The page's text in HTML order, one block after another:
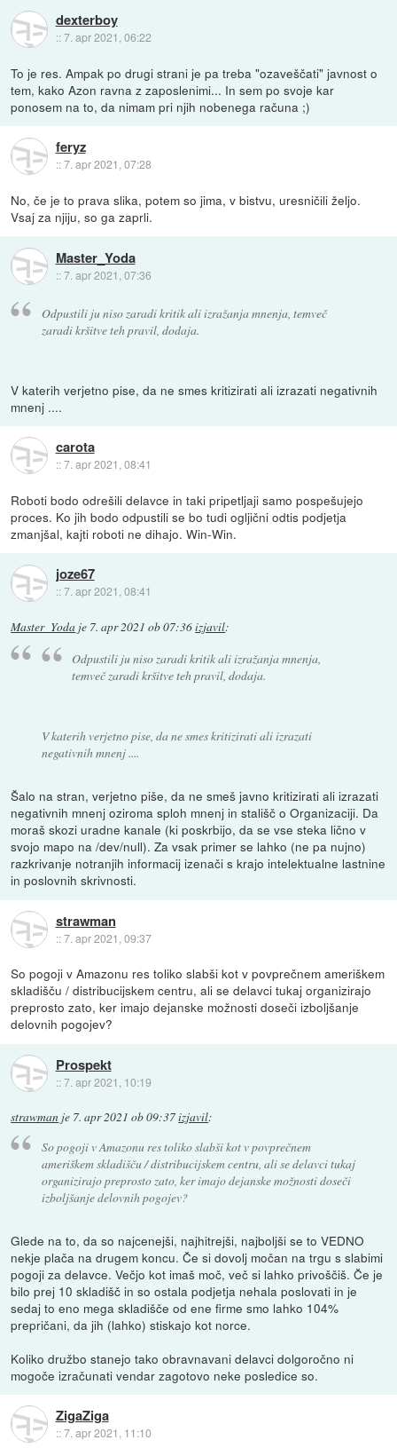
dexterboy
::7. apr 2021, 06:22
To je res. Ampak po drugi strani je pa treba "ozaveščati" javnost o
tem, kako Azon ravna z zaposlenimi... In sem po svoje kar
ponosem na to, da nimam pri njih nobenega računa ;)
feryz
::7. apr 2021, 07:28
No, če je to prava slika, potem so jima, v bistvu, uresničili željo.
Vsaj za njiju, so ga zaprli.
Master_Yoda
::7. apr 2021, 07:36
Odpustili ju niso zaradi kritik ali izražanja mnenja, temveč
zaradi kršitve teh pravil, dodaja.
V katerih verjetno pise, da ne smes kritizirati ali izrazati negativnih
mnenj ....
carota
::7. apr 2021, 08:41
Roboti bodo odrešili delavce in taki pripetljaji samo pospešujejo
proces. Ko jih bodo odpustili se bo tudi ogljični odtis podjetja
zmanjšal, kajti roboti ne dihajo. Win-Win.
joze67
::7. apr 2021, 08:41
Master_Yoda je 7. apr 2021 ob 07:36izjavil:
Odpustili ju niso zaradi kritik ali izražanja mnenja,
temveč zaradi kršitve teh pravil, dodaja.
V katerih verjetno pise, da ne smes kritizirati ali izrazati
negativnih mnenj ....
Šalo na stran, verjetno piše, da ne smeš javno kritizirati ali izrazati
negativnih mnenj oziroma sploh mnenj in stališč o Organizaciji. Da
moraš skozi uradne kanale (ki poskrbijo, da se vse steka lično v
svojo mapo na /dev/null). Za vsak primer se lahko (ne pa nujno)
razkrivanje notranjih informacij izenači s krajo intelektualne lastnine
in poslovnih skrivnosti.
strawman
::7. apr 2021, 09:37
So pogoji v Amazonu res toliko slabši kot v povprečnem ameriškem
skladišču / distribucijskem centru, ali se delavci tukaj organizirajo
preprosto zato, ker imajo dejanske možnosti doseči izboljšanje
delovnih pogojev?
Prospekt
::7. apr 2021, 10:19
strawman je 7. apr 2021 ob 09:37izjavil:
So pogoji v Amazonu res toliko slabši kot v povprečnem
ameriškem skladišču / distribucijskem centru, ali se delavci tukaj
organizirajo preprosto zato, ker imajo dejanske možnosti doseči
izboljšanje delovnih pogojev?
Glede na to, da so najcenejši, najhitrejši, najboljši se to VEDNO
nekje plača na drugem koncu. Če si dovolj močan na trgu s slabimi
pogoji za delavce. Večjo kot imaš moč, več si lahko privoščiš. Če je
bilo prej 10 skladišč in so ostala podjetja nehala poslovati in je
sedaj to eno mega skladišče od ene firme smo lahko 104%
prepričani, da jih (lahko) stiskajo kot norce.
Koliko družbo stanejo tako obravnavani delavci dolgoročno ni
mogoče izračunati vendar zagotovo neke posledice so.
ZigaZiga
::7. apr 2021, 11:10